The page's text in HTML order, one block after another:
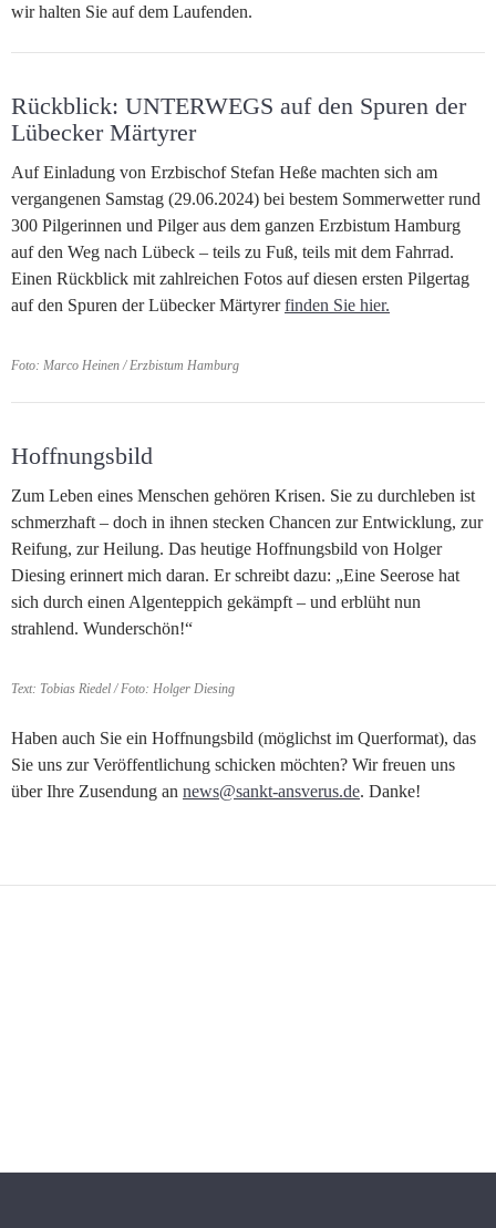
wir halten Sie auf dem Laufenden.
Rückblick: UNTERWEGS auf den Spuren der
Lübecker Märtyrer
Auf Einladung von Erzbischof Stefan Heße machten sich am
vergangenen Samstag (29.06.2024) bei bestem Sommerwetter rund
300 Pilgerinnen und Pilger aus dem ganzen Erzbistum Hamburg
auf den Weg nach Lübeck – teils zu Fuß, teils mit dem Fahrrad.
Einen Rückblick mit zahlreichen Fotos auf diesen ersten Pilgertag
auf den Spuren der Lübecker Märtyrerfinden Sie hier.
Foto: Marco Heinen / Erzbistum Hamburg
Hoffnungsbild
Zum Leben eines Menschen gehören Krisen. Sie zu durchleben ist
schmerzhaft – doch in ihnen stecken Chancen zur Entwicklung, zur
Reifung, zur Heilung. Das heutige Hoffnungsbild von Holger
Diesing erinnert mich daran. Er schreibt dazu: „Eine Seerose hat
sich durch einen Algenteppich gekämpft – und erblüht nun
strahlend. Wunderschön!“
Text: Tobias Riedel / Foto: Holger Diesing
Haben auch Sie ein Hoffnungsbild (möglichst im Querformat), das
Sie uns zur Veröffentlichung schicken möchten? Wir freuen uns
über Ihre Zusendung an news@sankt-ansverus.de. Danke!